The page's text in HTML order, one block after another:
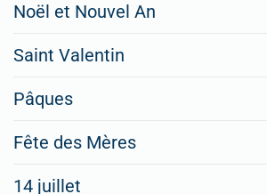
Noël et Nouvel An
Saint Valentin
Pâques
Fête des Mères
14 juillet